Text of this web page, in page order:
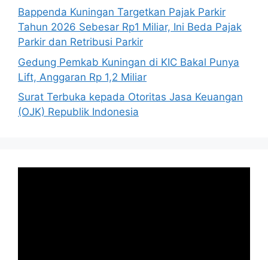
Bappenda Kuningan Targetkan Pajak Parkir
Tahun 2026 Sebesar Rp1 Miliar, Ini Beda Pajak
Parkir dan Retribusi Parkir
Gedung Pemkab Kuningan di KIC Bakal Punya
Lift, Anggaran Rp 1,2 Miliar
Surat Terbuka kepada Otoritas Jasa Keuangan
(OJK) Republik Indonesia